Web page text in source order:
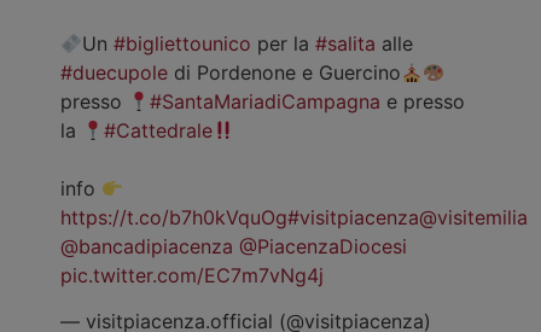
Un#bigliettounico per la#salita alle
#duecupole di Pordenone e Guercino
presso
#SantaMariadiCampagna e presso
la
#Cattedrale
info
https://t.co/b7h0kVquOg#visitpiacenza@visitemilia
@bancadipiacenza @PiacenzaDiocesi
pic.twitter.com/EC7m7vNg4j
— visitpiacenza.official (@visitpiacenza)